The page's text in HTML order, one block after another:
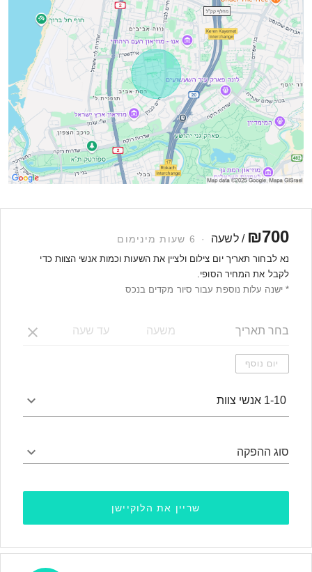
₪700 / לשעה · 6 שעות מינימום
נא לבחור תאריך יום צילום ולציין את השעות וכמות אנשי הצוות כדי
לקבל את המחיר הסופי.
* ישנה עלות נוספת עבור סיור מקדים בנכס
יום נוסף
1-10 אנשי צוות
סוג ההפקה
שריין את הלוקיישן